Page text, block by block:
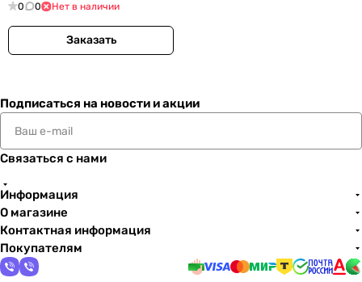
0 0 Нет в наличии
Заказать
Подписаться на новости и акции
Связаться с нами
Информация
О магазине
Контактная информация
Покупателям